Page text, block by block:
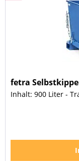
fetra
Inhalt: 900 Liter -